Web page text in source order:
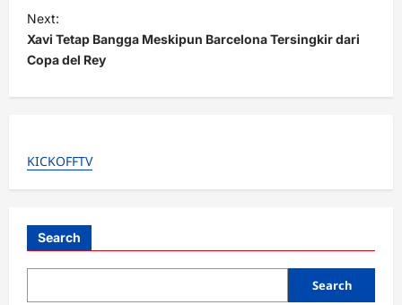
t
n
a
v
g
o
Next:
Xavi Tetap Bangga Meskipun Barcelona Tersingkir dari
Copa del Rey
KICKOFFTV
Search
Search